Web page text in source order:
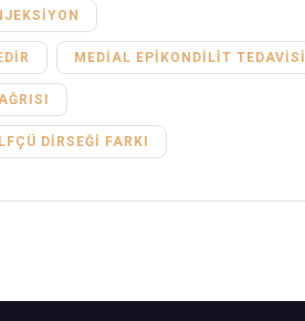
MEDIAL EPIKONDILIT TEDAVISI
DIRSEĞI FARKI